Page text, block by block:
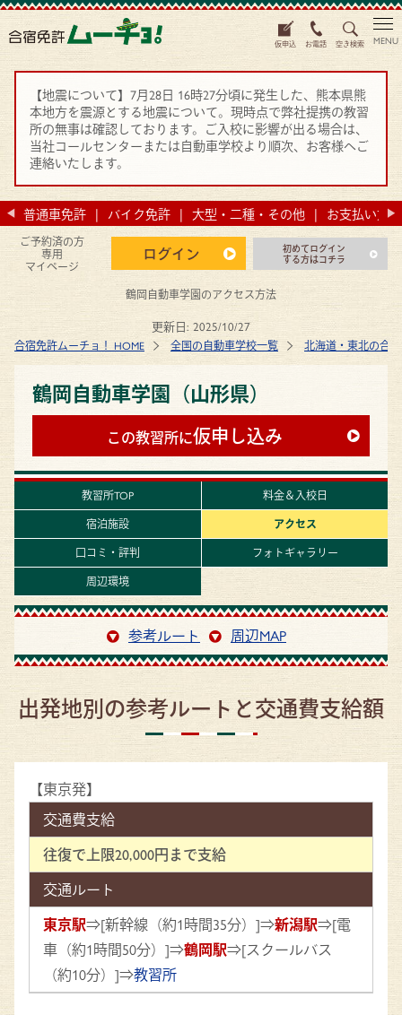
仮申込 お電話 空き検索
【地震について】7月28日 16時27分頃に発生した、熊本県熊
本地方を震源とする地震について。現時点で弊社提携の教習
所の無事は確認しております。ご入校に影響が出る場合は、
当社コールセンターまたは自動車学校より順次、お客様へご
連絡いたします。
普通車免許 バイク免許 大型・二種・その他 お支払い方法
ご予約済の方
専用
マイページ
ログイン
初めてログイン
する方はコチラ
MENU
鶴岡自動車学園のアクセス方法
更新日: 2025/10/27
合宿免許ムーチョ！ HOME 全国の自動車学校一覧 北海道・東北の合
鶴岡自動車学園（山形県）
この教習所に仮申し込み
教習所TOP
料金＆入校日
宿泊施設
アクセス
口コミ・評判
フォトギャラリー
周辺環境
参考ルート 周辺MAP
出発地別の参考ルートと交通費支給額
【東京発】
交通費支給
往復で上限20,000円まで支給
交通ルート
東京駅⇒[新幹線（約1時間35分）]⇒新潟駅⇒[電
車（約1時間50分）]⇒鶴岡駅⇒[スクールバス
（約10分）]⇒教習所